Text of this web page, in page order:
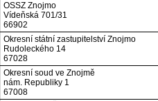
OSSZ Znojmo
Vídeňská 701/31
66902
Okresní státní zastupitelství Znojmo
Rudoleckého 14
67028
Okresní soud ve Znojmě
nám. Republiky 1
67008